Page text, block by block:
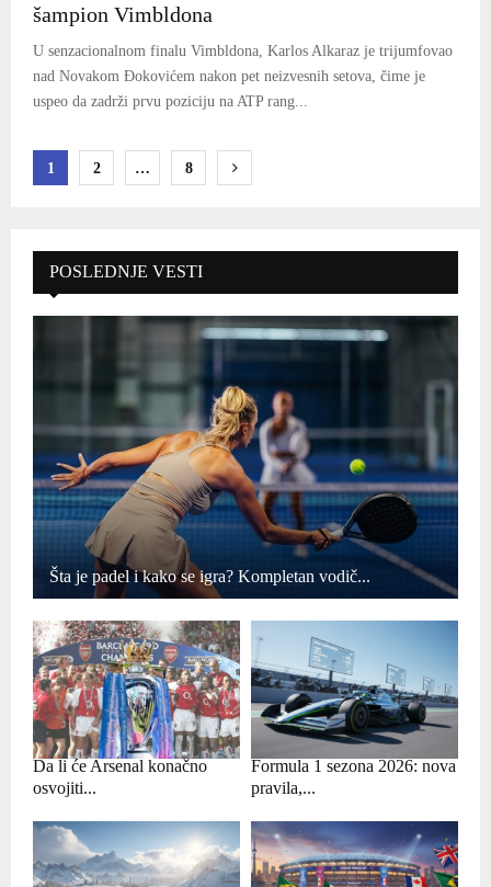
šampion Vimbldona
U senzacionalnom finalu Vimbldona, Karlos Alkaraz je trijumfovao
nad Novakom Đokovićem nakon pet neizvesnih setova, čime je
uspeo da zadrži prvu poziciju na ATP rang...
Paginacija
1 2 … 8
POSLEDNJE VESTI
Šta je padel i kako se igra? Kompletan vodič...
Da li će Arsenal konačno
osvojiti...
Formula 1 sezona 2026: nova
pravila,...